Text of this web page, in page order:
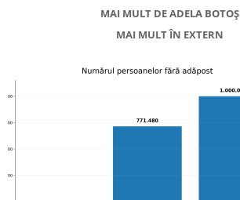
MAI MULT DE ADELA BOTOȘ
MAI MULT ÎN EXTERN